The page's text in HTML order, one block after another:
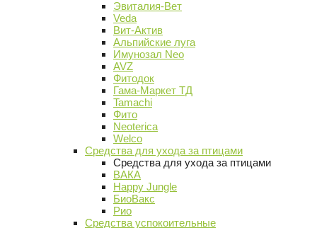
Эвиталия-Вет
Veda
Вит-Актив
Альпийские луга
Имунозал Neo
AVZ
Фитодок
Гама-Маркет ТД
Tamachi
Фито
Neoterica
Welco
Средства для ухода за птицами
Средства для ухода за птицами
ВАКА
Happy Jungle
БиоВакс
Рио
Средства успокоительные